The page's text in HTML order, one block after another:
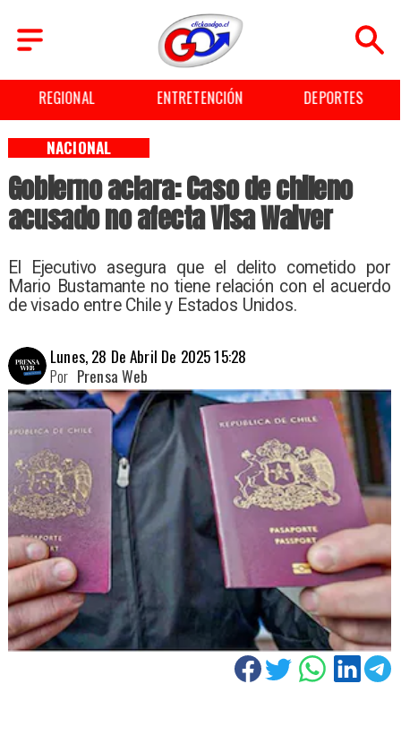
REGIONAL ENTRETENCIÓN DEPORTES
Gobierno aclara: Caso de chileno
acusado no afecta Visa Waiver
El Ejecutivo asegura que el delito cometido por
Mario Bustamante no tiene relación con el acuerdo
de visado entre Chile y Estados Unidos.
NACIONAL
Lunes, 28 De Abril De 2025 15:28
Prensa Web
Por